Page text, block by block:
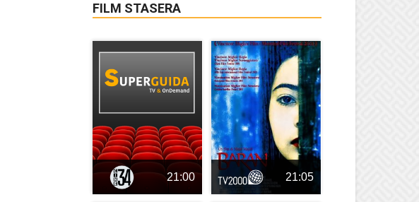
FILM STASERA
21:00 21:05